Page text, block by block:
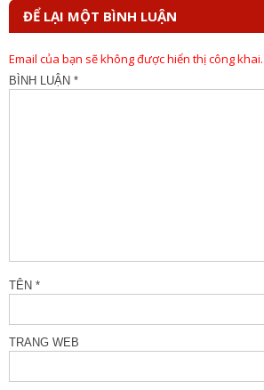
ĐỂ LẠI MỘT BÌNH LUẬN
Email của bạn sẽ không được hiển thị công khai.
BÌNH LUẬN *
TÊN *
TRANG WEB